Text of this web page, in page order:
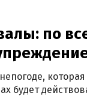
по
будет